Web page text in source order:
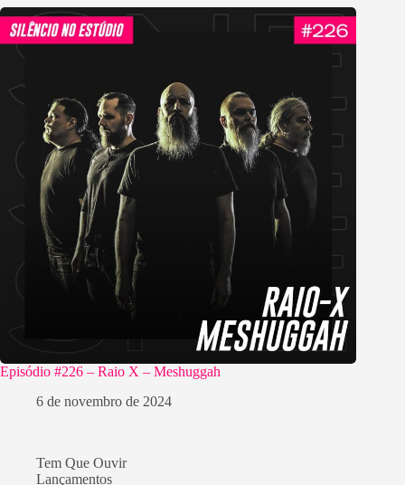
Episódio #226 – Raio X – Meshuggah
6 de novembro de 2024
Tem Que Ouvir
Lançamentos